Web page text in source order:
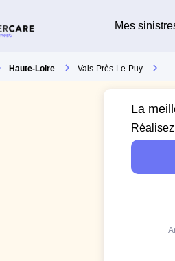
Mes
Haute-Loire Vals-Près-Le-Puy
La